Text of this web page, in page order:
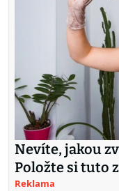
Nevíte, jakou
Položte si tuto
Reklama